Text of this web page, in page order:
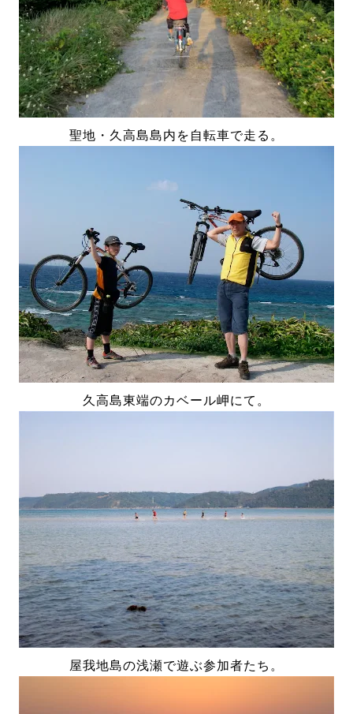
聖地・久高島島内を自転車で走る。
久高島東端のカベール岬にて。
屋我地島の浅瀬で遊ぶ参加者たち。